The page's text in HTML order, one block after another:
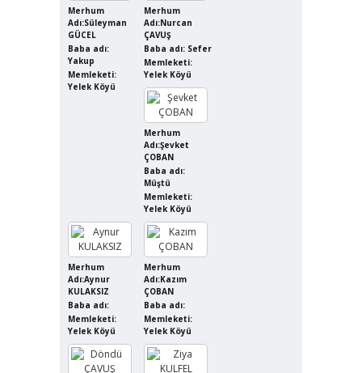
Merhum
Adı:Süleyman
GÜCEL
Baba adı:
Yakup
Memleketi:
Yelek Köyü
Merhum
Adı:Nurcan
ÇAVUŞ
Baba adı: Sefer
Memleketi:
Yelek Köyü
Merhum
Adı:Şevket
ÇOBAN
Baba adı:
Müştü
Memleketi:
Yelek Köyü
Merhum
Adı:Aynur
KULAKSIZ
Baba adı:
Memleketi:
Yelek Köyü
Merhum
Adı:Kazım
ÇOBAN
Baba adı:
Memleketi:
Yelek Köyü